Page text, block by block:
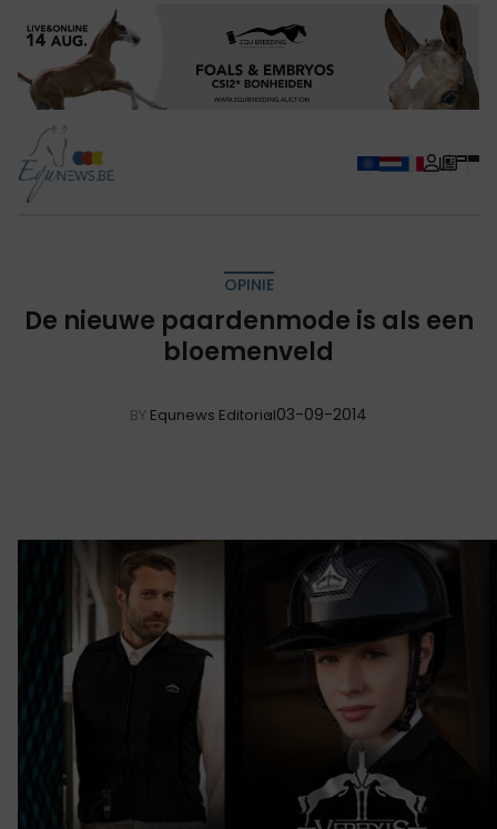
OPINIE
De nieuwe paardenmode is als een
bloemenveld
BY Equnews Editorial03-09-2014